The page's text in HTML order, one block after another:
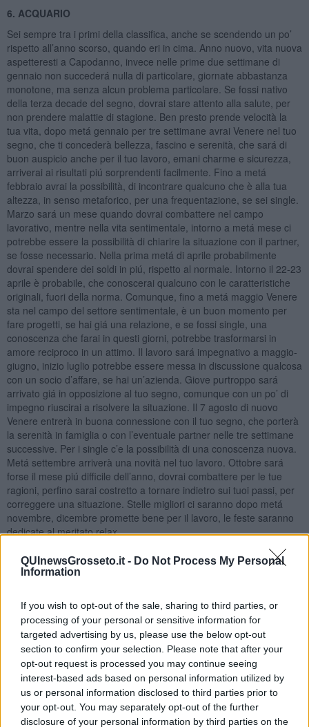
QUInewsGrosseto.it - Do Not Process My Personal
Information
If you wish to opt-out of the sale, sharing to third parties, or
processing of your personal or sensitive information for
targeted advertising by us, please use the below opt-out
section to confirm your selection. Please note that after your
opt-out request is processed you may continue seeing
interest-based ads based on personal information utilized by
us or personal information disclosed to third parties prior to
your opt-out. You may separately opt-out of the further
disclosure of your personal information by third parties on the
6. ACQUARIO
Sei sempre tra i primi della classifica, anche se scendendo un po’
rispetto all’anno scorso, quando eri in cima. Anno nuovo, vita nuova
aspetteresti a Capodanno, invece nelle prime due settimane di
gennaio non succederá nulla di particolare, giornate abbastanza
monotone, ma senza alcun problema particolare. Se fossi nativo
della terza decade del segno, dovrai stare attento alla salute, per
non prendere malattie di stagione. Ben presto prende velocità la
tua vita, dopo metá gennaio per tre settimane avrai Venere nel tuo
segno, che ti concederà bellezza, fascino e serenità, che sará di
buon auspicio anche per il tuo lavoro, emani charme e sicurezza,
arriverai ai risultati piú sorprendenti facilmente. Fino a metá
febbraio avrai la possibilità, di incontrare qualcuno che è alla tua
altezza, in senso metaforico, per una frequentazione, se sei single.
Marzo sará un mese quando dovrai combattere nel campo
lavorativo, mentre nella vita sentimentale, intorno a metá mese ci
potrebbe essere la possibilità di chiarire la situazione con il partner,
se fosse necessario. Nella prima metá di aprile probabilmente
dovrai spendere dei soldi in piú, rispetto al normale. Intorno il 22-23
aprile è probabile, che conoscerai qualcuno con le caratteristiche
originali, fuori della norma. Comunque, fino a metá maggio Venere
sta nel campo del settore sentimentale, è un buon momento per
fare progetti, se hai giá una relazione, e se fossi single, una
conoscenza che farai in questi giorni, potrebbe trasformarsi in
amore reciproco in un attimo. Il lavoro sará impegnativo a maggio-
giugno, inizio luglio potrebbe essere messa in discussione qualcosa
con un socio d’affare, se hai un’azienda. Giove purtroppo sará
arrivato giá in opposizione al tuo segno, comunque con un po’ di
impegno riuscirai a risolvere la situazione. Il 7 agosto di nuovo
Venere entrerà in buona connessione con il tuo segno, che porterà
la serenità in famiglia o con l’eventuale partner nelle tre settimane
successive. Per i single c’e la possibilità di una conoscenza nuova.
Metá settembre arriverà una novità nel tuo lavoro. Ottobre sará
forse il mese piú difficile dell’anno, dovrai combattere per le tue
ragioni, perfino sarai costretto a tornare indietro sui tuoi passi, per
correggere una situazione. Stelle migliori ci saranno dopo metá
novembre, dicembre promette bene per il lavoro, le feste saranno
dedicate al meritato relax.